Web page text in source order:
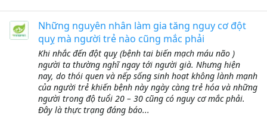
Những nguyên nhân làm gia tăng nguy cơ đột
quỵ mà người trẻ nào cũng mắc phải
Khi nhắc đến đột quỵ (bệnh tai biến mạch máu não )
người ta thường nghĩ ngay tới người già. Nhưng hiện
nay, do thói quen và nếp sống sinh hoạt không lành mạnh
của người trẻ khiến bệnh này ngày càng trẻ hóa và những
người trong độ tuổi 20 – 30 cũng có nguy cơ mắc phải.
Đây là thực trạng đáng báo...